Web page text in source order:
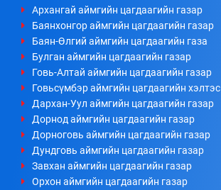
Архангай аймгийн цагдаагийн газар
Баянхонгор аймгийн цагдаагийн газар
Баян-Өлгий аймгийн цагдаагийн газа
Булган аймгийн цагдаагийн газар
Говь-Алтай аймгийн цагдаагийн газар
Говьсүмбэр аймгийн цагдаагийн хэлтэс
Дархан-Уул аймгийн цагдаагийн газар
Дорнод аймгийн цагдаагийн газар
Дорноговь аймгийн цагдаагийн газар
Дундговь аймгийн цагдаагийн газар
Завхан аймгийн цагдаагийн газар
Орхон аймгийн цагдаагийн газар